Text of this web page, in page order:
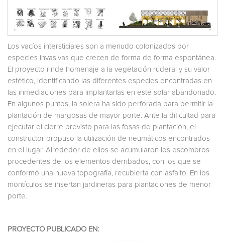
Los vacíos intersticiales son a menudo colonizados por
especies invasivas que crecen de forma de forma espontánea.
El proyecto rinde homenaje a la vegetación ruderal y su valor
estético, identificando las diferentes especies encontradas en
las inmediaciones para implantarlas en este solar abandonado.
En algunos puntos, la solera ha sido perforada para permitir la
plantación de margosas de mayor porte. Ante la dificultad para
ejecutar el cierre previsto para las fosas de plantación, el
constructor propuso la utilización de neumáticos encontrados
en el lugar. Alrededor de ellos se acumularon los escombros
procedentes de los elementos derribados, con los que se
conformó una nueva topografía, recubierta con asfalto. En los
montículos se insertan jardineras para plantaciones de menor
porte.
PROYECTO PUBLICADO EN: